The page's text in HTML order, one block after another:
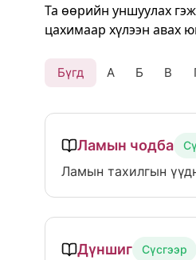
Та өөрийн уншуулах
цахимаар хүлээн авах
Бүгд А Б В
Ламын чодба
Ламын тахилгын
Дүншиг Сүсгээр